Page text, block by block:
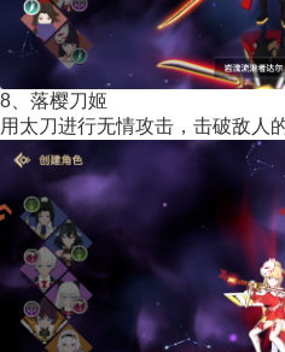
8、落樱刀姬
用太刀进行无情攻击，击破敌人